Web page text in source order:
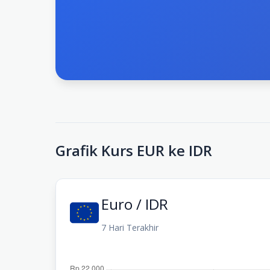
Grafik Kurs EUR ke IDR
Euro / IDR
7 Hari Terakhir